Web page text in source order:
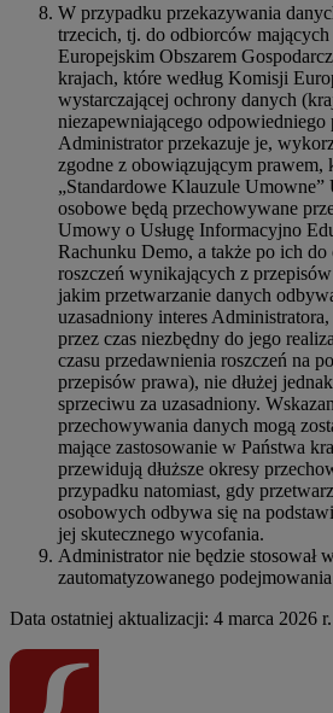
W przypadku przekazywania
trzecich, tj. do odbiorców mających
Europejskim Obszarem
krajach, które według Komisji
wystarczającej ochrony danych
niezapewniającego
Administrator przekazuje je,
zgodne z obowiązującym prawem,
„Standardowe Klauzule Umowne”
osobowe będą przechowywane
Umowy o Usługę Informacyjno
Rachunku Demo, a także po ich do
roszczeń wynikających z
jakim przetwarzanie danych
uzasadniony interes
przez czas niezbędny do jego
czasu przedawnienia roszczeń na
przepisów prawa), nie dłużej
sprzeciwu za uzasadniony.
przechowywania danych mogą
mające zastosowanie w Państwa
przewidują dłuższe okresy
przypadku natomiast, gdy
osobowych odbywa się na
jej skutecznego wycofania.
Administrator nie będzie stosował
zautomatyzowanego
Data ostatniej aktualizacji: 4 marca 2026 r.